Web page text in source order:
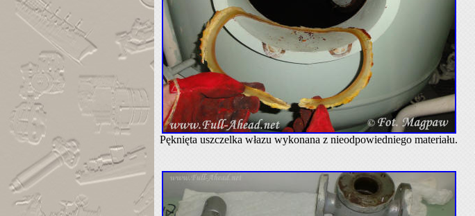
Pęknięta uszczelka włazu wykonana z nieodpowiedniego materiału.